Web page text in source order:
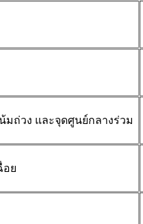
มถ่วง และจุดศูนย์กลางร่วม
อย